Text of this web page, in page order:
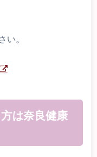
い。
は奈良健康